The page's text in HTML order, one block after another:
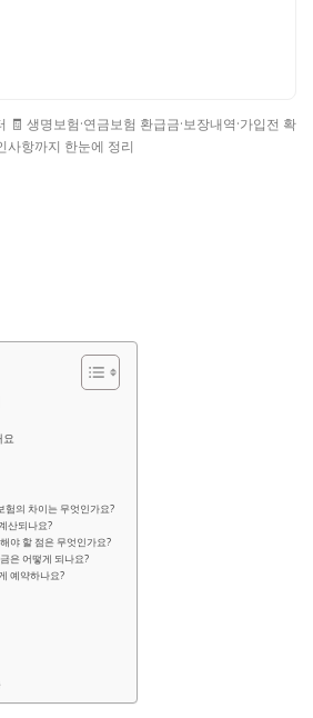
요
험의 차이는 무엇인가요?
산되나요?
야 할 점은 무엇인가요?
은 어떻게 되나요?
예약하나요?